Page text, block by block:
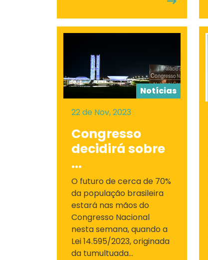
Notícias
22 de Nov, 2023
Congresso
decidirá sobre
...
O futuro de cerca de 70%
da população brasileira
estará nas mãos do
Congresso Nacional
nesta semana, quando a
Lei 14.595/2023, originada
da tumultuada...